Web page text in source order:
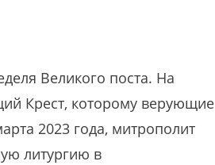
Великого поста. На
Крест, которому верующие
2023 года, митрополит
литургию в